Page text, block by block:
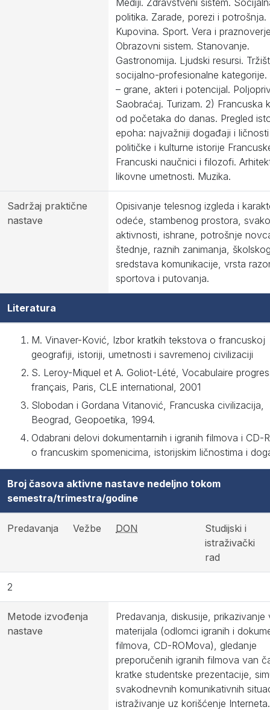
Mediji. Zdravstveni sistem.
politika. Zarade, porezi i potrošnja.
Kupovina. Sport. Vera i
Obrazovni sistem. Stanovanje.
Gastronomija. Ljudski resursi.
socijalno-profesionalne kategorije.
– grane, akteri i potencijal.
Saobraćaj. Turizam. 2) Francuska
od početaka do danas. Pregled
epoha: najvažniji događaji i ličnosti
političke i kulturne istorije
Francuski naučnici i filozofi.
likovne umetnosti. Muzika.
Sadržaj praktične
nastave
Opisivanje telesnog izgleda i
odeće, stambenog prostora,
aktivnosti, ishrane, potrošnje
štednje, raznih zanimanja,
sredstava komunikacije, vrsta
sportova i putovanja.
Literatura
M. Vinaver-Ković, Izbor kratkih tekstova o francuskoj
geografiji, istoriji, umetnosti i savremenoj civilizaciji
S. Leroy-Miquel et A. Goliot-Lété, Vocabulaire
français, Paris, CLE international, 2001
Slobodan i Gordana Vitanović, Francuska civilizacija,
Beograd, Geopoetika, 1994.
Odabrani delovi dokumentarnih i igranih filmova i CD-
o francuskim spomenicima, istorijskim ličnostima i
Broj časova aktivne nastave nedeljno tokom
semestra/trimestra/godine
Predavanja Vežbe DON
Studijski i
istraživački
rad
2
Metode izvođenja
nastave
Predavanja, diskusije, prikazivanje
materijala (odlomci igranih i
filmova, CD-ROMova), gledanje
preporučenih igranih filmova van
kratke studentske prezentacije,
svakodnevnih komunikativnih
istraživanje uz korišćenje Interneta.